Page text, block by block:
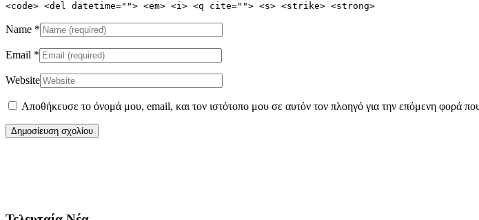
<code> <del datetime=""> <em> <i> <q cite=""> <s> <strike> <strong>
Name *
Email *
Website
Αποθήκευσε το όνομά μου, email, και τον ιστότοπο μου σε αυτόν τον πλοηγό για την επόμενη φορά